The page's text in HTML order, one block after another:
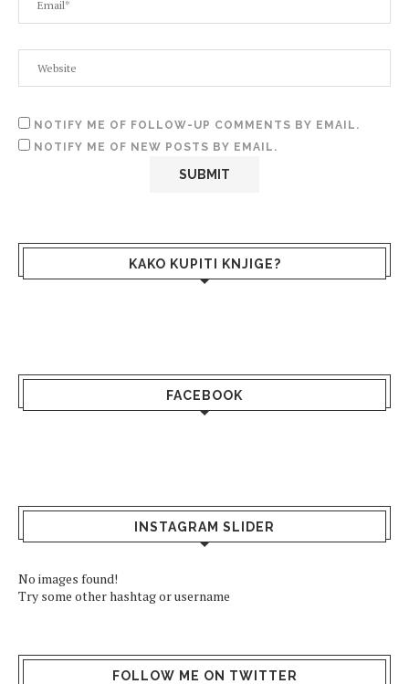
NOTIFY ME OF FOLLOW-UP COMMENTS BY EMAIL.
NOTIFY ME OF NEW POSTS BY EMAIL.
KAKO KUPITI KNJIGE?
FACEBOOK
INSTAGRAM SLIDER
No images found!
Try some other hashtag or username
FOLLOW ME ON TWITTER